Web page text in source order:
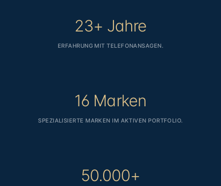
23+ Jahre
ERFAHRUNG MIT TELEFONANSAGEN.
16 Marken
SPEZIALISIERTE MARKEN IM AKTIVEN PORTFOLIO.
50.000+